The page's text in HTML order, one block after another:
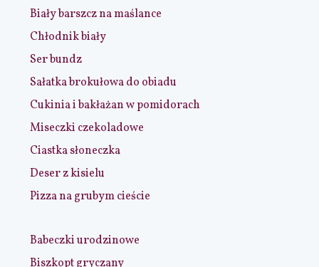
Biały barszcz na maślance
Chłodnik biały
Ser bundz
Sałatka brokułowa do obiadu
Cukinia i bakłażan w pomidorach
Miseczki czekoladowe
Ciastka słoneczka
Deser z kisielu
Pizza na grubym cieście
Babeczki urodzinowe
Biszkopt gryczany